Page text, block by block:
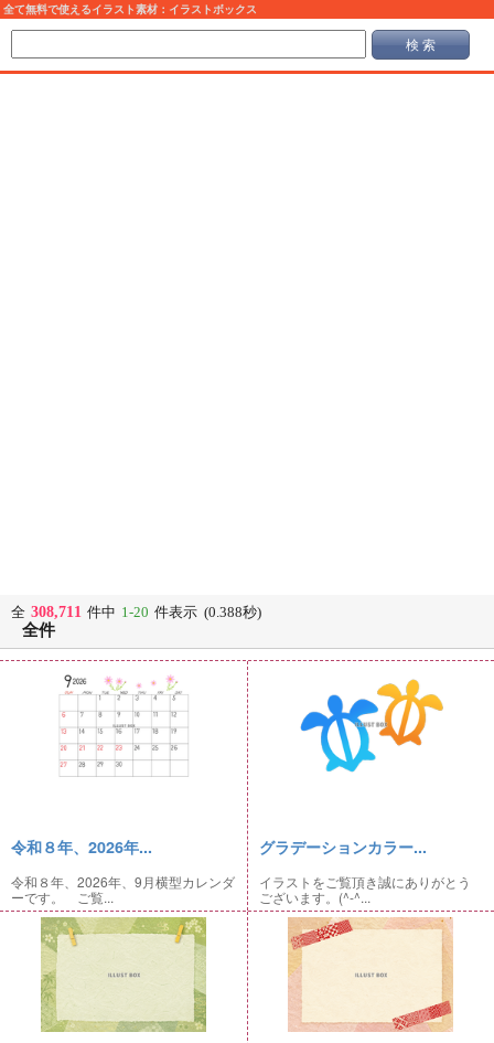
全て無料で使えるイラスト素材：イラストボックス
検 索
全 308,711 件中 1-20 件表示 (0.388秒)
全件
令和８年、2026年...
令和８年、2026年、9月横型カレンダ
ーです。 ご覧...
グラデーションカラー...
イラストをご覧頂き誠にありがとう
ございます。(^-^...